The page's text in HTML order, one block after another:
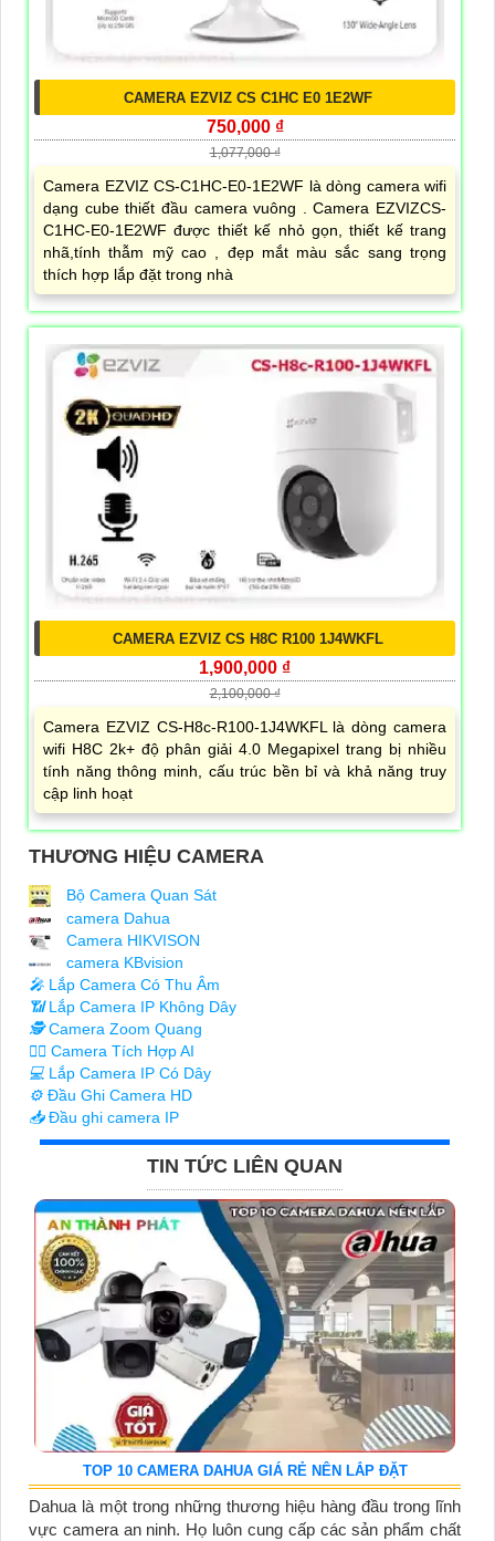
CAMERA EZVIZ CS C1HC E0 1E2WF
750,000 ₫
1,077,000 ₫
Camera EZVIZ CS-C1HC-E0-1E2WF là dòng camera wifi
dạng cube thiết đầu camera vuông . Camera EZVIZCS-
C1HC-E0-1E2WF được thiết kế nhỏ gọn, thiết kế trang
nhã,tính thẫm mỹ cao , đẹp mắt màu sắc sang trọng
thích hợp lắp đặt trong nhà
CAMERA EZVIZ CS H8C R100 1J4WKFL
1,900,000 ₫
2,100,000 ₫
Camera EZVIZ CS-H8c-R100-1J4WKFL là dòng camera
wifi H8C 2k+ độ phân giải 4.0 Megapixel trang bị nhiều
tính năng thông minh, cấu trúc bền bỉ và khả năng truy
cập linh hoạt
THƯƠNG HIỆU CAMERA
Bộ Camera Quan Sát
camera Dahua
Camera HIKVISON
camera KBvision
️🎤️ Lắp Camera Có Thu Âm
📶Lắp Camera IP Không Dây
🕵️Camera Zoom Quang
🧛‍♀️ Camera Tích Hợp AI
💻 Lắp Camera IP Có Dây
⚙️ Đầu Ghi Camera HD
📥Đầu ghi camera IP
TIN TỨC LIÊN QUAN
TOP 10 CAMERA DAHUA GIÁ RẺ NÊN LẮP ĐẶT
Dahua là một trong những thương hiệu hàng đầu trong lĩnh
vực camera an ninh. Họ luôn cung cấp các sản phẩm chất